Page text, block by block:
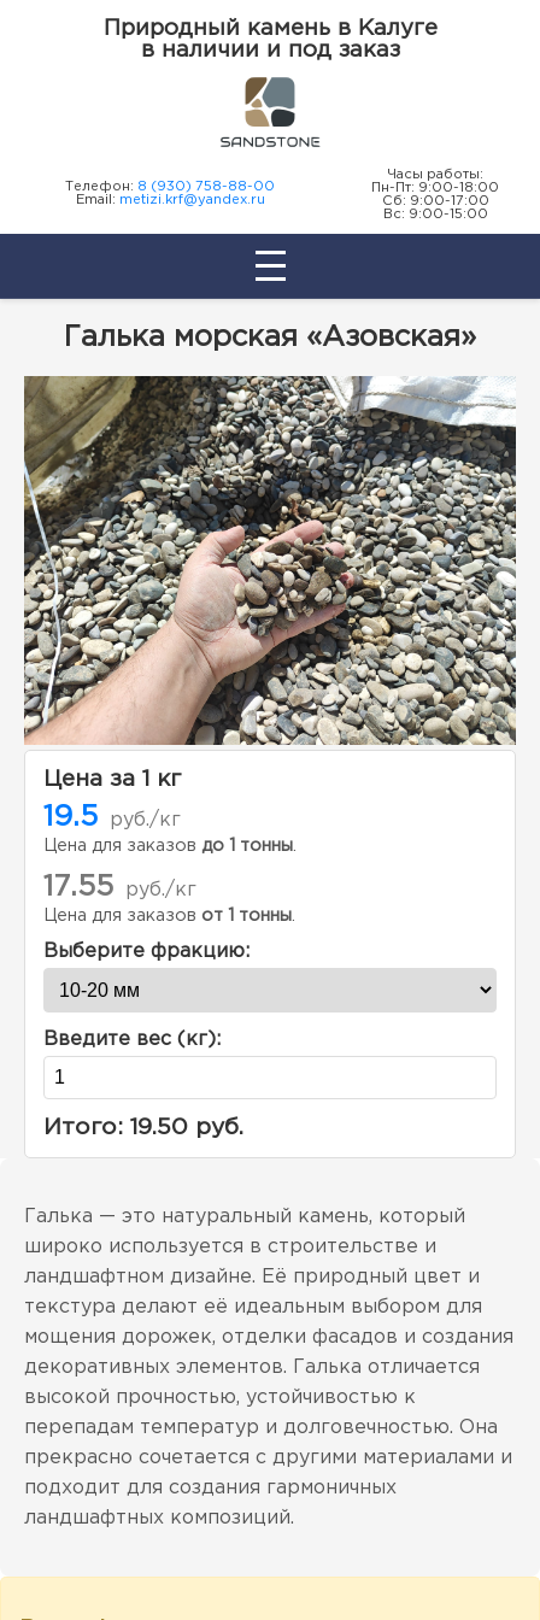
Природный камень в Калуге
в наличии и под заказ
Телефон: 8 (930) 758-88-00
Email: metizi.krf@yandex.ru
Часы работы:
Пн-Пт: 9:00-18:00
Сб: 9:00-17:00
Вс: 9:00-15:00
Галька морская «Азовская»
Цена за 1 кг
19.5 руб./кг
Цена для заказов до 1 тонны
17.55 руб./кг
Цена для заказов от 1 тонны
Выберите фракцию:
Введите вес (кг):
Итого: 19.50 руб.
Галька — это натуральный камень, который
широко используется в строительстве и
ландшафтном дизайне. Её природный цвет и
текстура делают её идеальным выбором для
мощения дорожек, отделки фасадов и создания
декоративных элементов. Галька отличается
высокой прочностью, устойчивостью к
перепадам температур и долговечностью. Она
прекрасно сочетается с другими материалами и
подходит для создания гармоничных
ландшафтных композиций.